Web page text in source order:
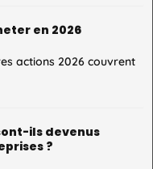
en 2026
actions 2026 couvrent
ils devenus
?